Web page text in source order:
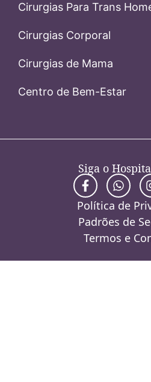
Cirurgias Para Trans
Cirurgias Corporal
Cirurgias de Mama
Centro de Bem-Estar
Siga o
Política de
Padrões de
Termos e